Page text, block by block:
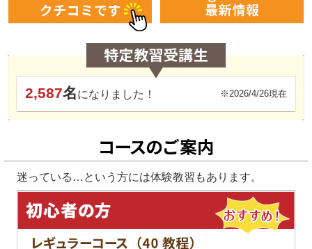
2,587名になりました！ ※2026/4/26現在
迷っている…という方には体験教習もあります。